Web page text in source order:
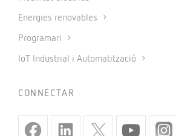
Energies renovables
Programari
IoT Industrial i Automatització
CONNECTAR